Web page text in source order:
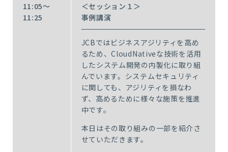
11:05～
11:25
＜セッション１＞
事例講演
JCBではビジネスアジリティを高め
るため、CloudNativeな技術を活用
したシステム開発の内製化に取り組
んでいます。システムセキュリティ
に関しても、アジリティを損なわ
ず、高めるために様々な施策を推進
中です。
本日はその取り組みの一部を紹介さ
せていただきます。